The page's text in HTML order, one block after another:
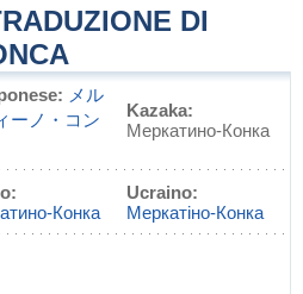
DI
メル
ーノ・コン
Kazaka:
Меркатино-Конка
Конка
Ucraino:
Меркатіно-Конка